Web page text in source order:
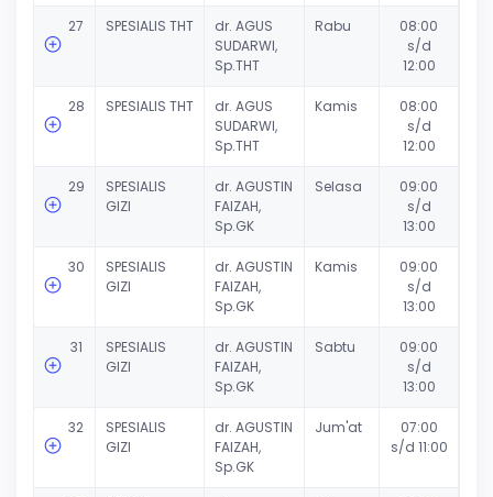
27 SPESIALIS THT
dr. AGUS
SUDARWI,
Sp.THT
Rabu
08:00
s/d
12:00
28 SPESIALIS THT
dr. AGUS
SUDARWI,
Sp.THT
Kamis
08:00
s/d
12:00
29
SPESIALIS
GIZI
dr. AGUSTIN
FAIZAH,
Sp.GK
Selasa
09:00
s/d
13:00
30
SPESIALIS
GIZI
dr. AGUSTIN
FAIZAH,
Sp.GK
Kamis
09:00
s/d
13:00
31
SPESIALIS
GIZI
dr. AGUSTIN
FAIZAH,
Sp.GK
Sabtu
09:00
s/d
13:00
32
SPESIALIS
GIZI
dr. AGUSTIN
FAIZAH,
Sp.GK
Jum'at
07:00
s/d 11:00